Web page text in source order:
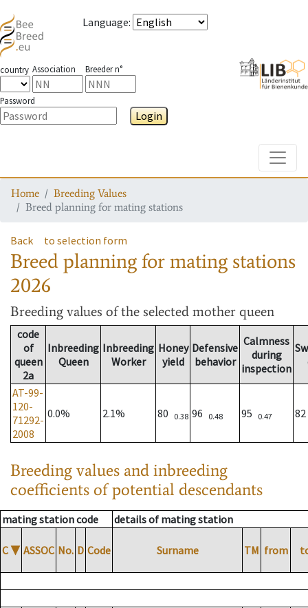
Language:
country Association Breeder n°
Password
Login
Home
Breeding Values
Breed planning for mating stations
Back to selection form
Breed planning for mating stations
2026
Breeding values of the selected mother queen
code
of
queen
2a
Inbreeding
Queen
Inbreeding
Worker
Honey
yield
Defensive
behavior
Calmness
during
inspection
AT-99-
120-
71292-
2008
0.0% 2.1% 80 0.38 96 0.48 95 0.47
Breeding values and inbreeding
coefficients of potential descendants
mating station code details of mating station
C ▼ ASSOC No. D Code Surname TM from